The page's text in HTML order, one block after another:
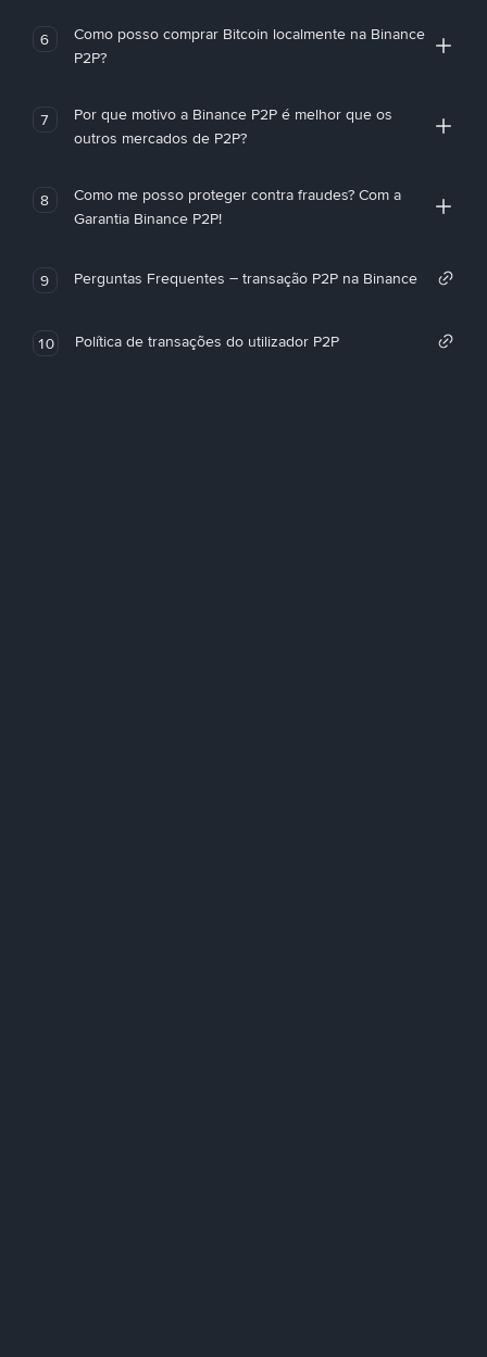
6
Como posso comprar Bitcoin localmente na Binance
P2P?
7
Por que motivo a Binance P2P é melhor que os
outros mercados de P2P?
8
Como me posso proteger contra fraudes? Com a
Garantia Binance P2P!
9 Perguntas Frequentes – transação P2P na Binance
10 Política de transações do utilizador P2P